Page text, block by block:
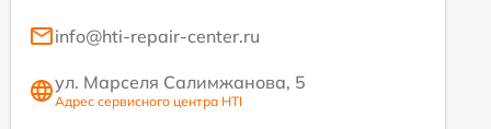
info@hti-repair-center.ru
ул. Марселя Салимжанова, 5
Адрес сервисного центра HTI